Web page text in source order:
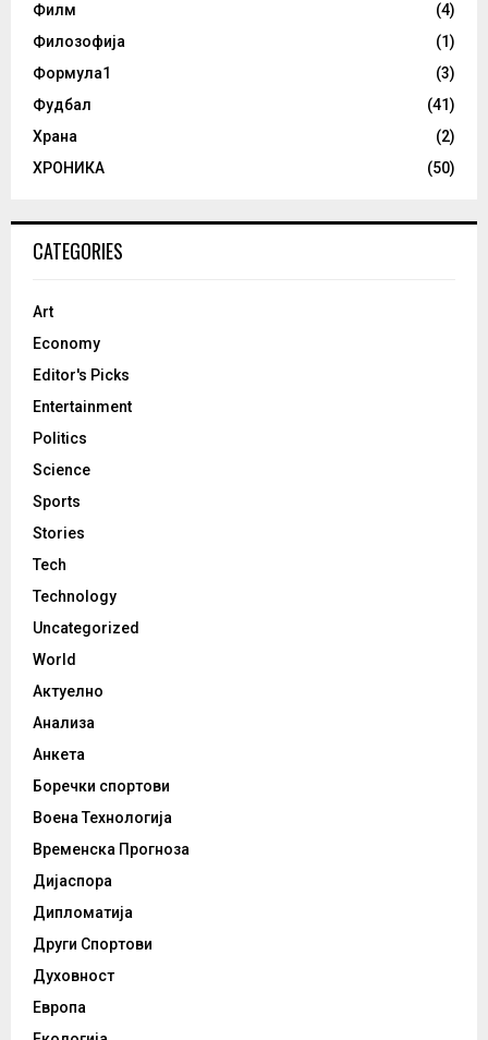
Филм
(4)
Филозофија
(1)
Формула1
(3)
Фудбал
(41)
Храна
(2)
ХРОНИКА
(50)
CATEGORIES
Art
Economy
Editor's Picks
Entertainment
Politics
Science
Sports
Stories
Tech
Technology
Uncategorized
World
Актуелно
Анализа
Анкета
Боречки спортови
Воена Технологија
Временска Прогноза
Дијаспора
Дипломатија
Други Спортови
Духовност
Европа